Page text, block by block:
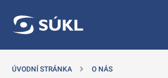
ÚVODNÍ STRÁNKA
O NÁS